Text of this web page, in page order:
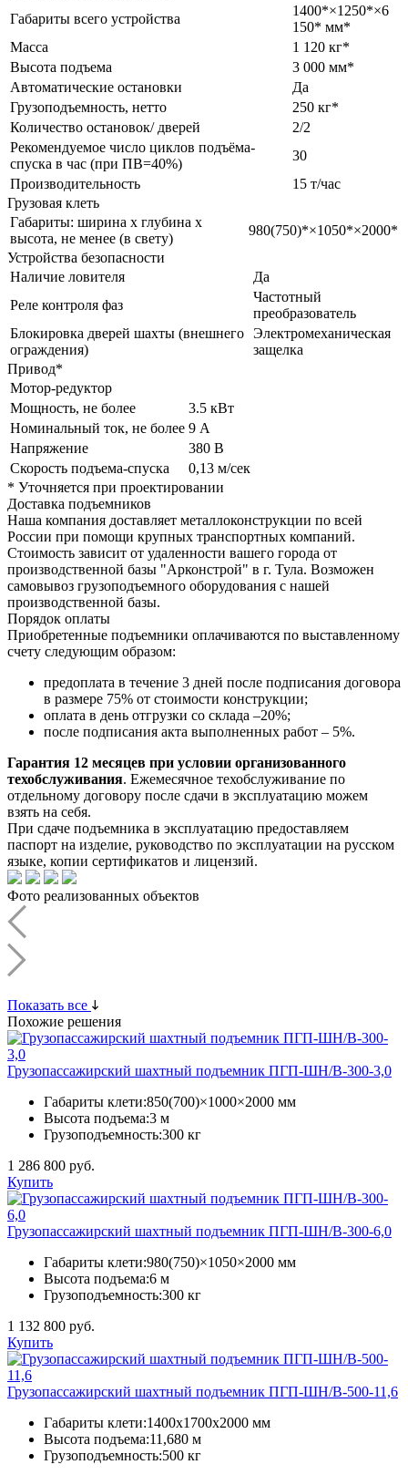
Габариты всего устройства
1400*×1250*×6
150* мм*
Масса
1 120 кг*
Высота подъема
3 000 мм*
Автоматические остановки
Да
Грузоподъемность, нетто
250 кг*
Количество остановок/ дверей
2/2
Рекомендуемое число циклов подъёма-
спуска в час (при ПВ=40%)
30
Производительность
15 т/час
Грузовая клеть
Габариты: ширина х глубина х
высота, не менее (в свету)
980(750)*×1050*×2000*
Устройства безопасности
Наличие ловителя
Да
Реле контроля фаз
Частотный
преобразователь
Блокировка дверей шахты (внешнего
ограждения)
Электромеханическая
защелка
Привод*
Мотор-редуктор
Мощность, не более
3.5 кВт
Номинальный ток, не более 9 А
Напряжение
380 В
Скорость подъема-спуска
0,13 м/сек
* Уточняется при проектировании
Доставка подъемников
Наша компания доставляет металлоконструкции по всей
России при помощи крупных транспортных компаний.
Стоимость зависит от удаленности вашего города от
производственной базы "Арконстрой" в г. Тула. Возможен
самовывоз грузоподъемного оборудования с нашей
производственной базы.
Порядок оплаты
Приобретенные подъемники оплачиваются по выставленному
счету следующим образом:
предоплата в течение 3 дней после подписания договора
в размере 75% от стоимости конструкции;
оплата в день отгрузки со склада –20%;
после подписания акта выполненных работ – 5%.
Гарантия 12 месяцев при условии организованного
техобслуживания. Ежемесячное техобслуживание по
отдельному договору после сдачи в эксплуатацию можем
взять на себя.
При сдаче подъемника в эксплуатацию предоставляем
паспорт на изделие, руководство по эксплуатации на русском
языке, копии сертификатов и лицензий.
Фото реализованных объектов
Показать все
Похожие решения
Грузопассажирский шахтный подъемник ПГП-ШН/В-300-3,0
Габариты клети:850(700)×1000×2000 мм
Высота подъема:3 м
Грузоподъемность:300 кг
1 286 800 руб.
Купить
Грузопассажирский шахтный подъемник ПГП-ШН/В-300-6,0
Габариты клети:980(750)×1050×2000 мм
Высота подъема:6 м
Грузоподъемность:300 кг
1 132 800 руб.
Купить
Грузопассажирский шахтный подъемник ПГП-ШН/В-500-11,6
Габариты клети:1400х1700х2000 мм
Высота подъема:11,680 м
Грузоподъемность:500 кг